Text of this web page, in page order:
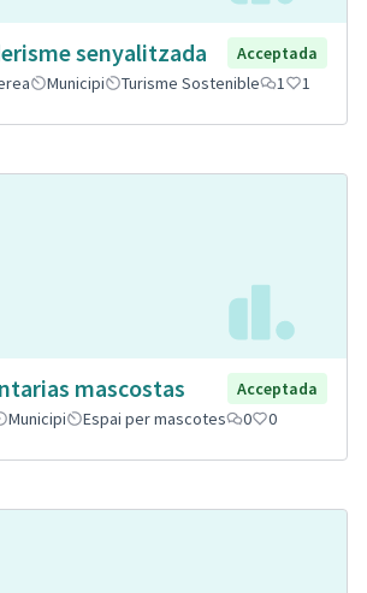
senyalitzada
Acceptada
Municipi Turisme Sostenible 1 1
mascostas
Acceptada
Municipi Espai per mascotes 0 0